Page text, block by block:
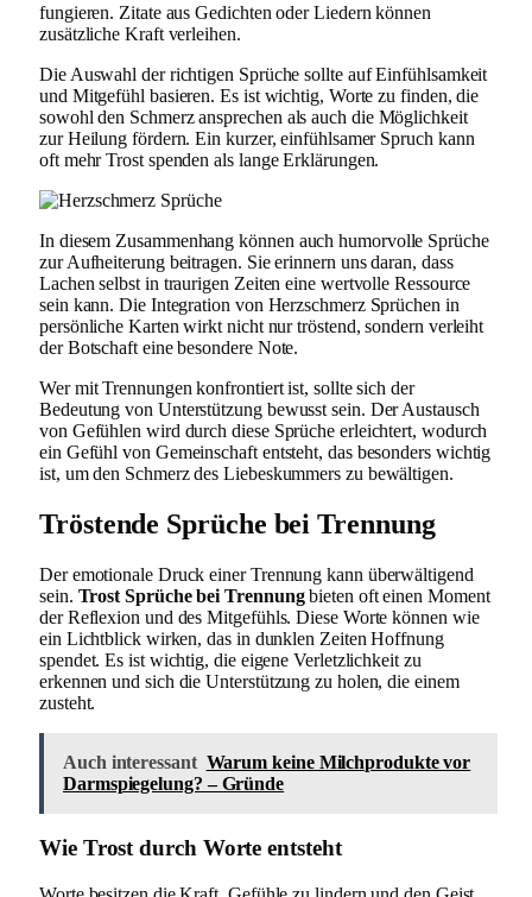
fungieren. Zitate aus Gedichten oder Liedern können
zusätzliche Kraft verleihen.
Die Auswahl der richtigen Sprüche sollte auf Einfühlsamkeit
und Mitgefühl basieren. Es ist wichtig, Worte zu finden, die
sowohl den Schmerz ansprechen als auch die Möglichkeit
zur Heilung fördern. Ein kurzer, einfühlsamer Spruch kann
oft mehr Trost spenden als lange Erklärungen.
In diesem Zusammenhang können auch humorvolle Sprüche
zur Aufheiterung beitragen. Sie erinnern uns daran, dass
Lachen selbst in traurigen Zeiten eine wertvolle Ressource
sein kann. Die Integration von Herzschmerz Sprüchen in
persönliche Karten wirkt nicht nur tröstend, sondern verleiht
der Botschaft eine besondere Note.
Wer mit Trennungen konfrontiert ist, sollte sich der
Bedeutung von Unterstützung bewusst sein. Der Austausch
von Gefühlen wird durch diese Sprüche erleichtert, wodurch
ein Gefühl von Gemeinschaft entsteht, das besonders wichtig
ist, um den Schmerz des Liebeskummers zu bewältigen.
Tröstende Sprüche bei Trennung
Der emotionale Druck einer Trennung kann überwältigend
sein. Trost Sprüche bei Trennungbieten oft einen Moment
der Reflexion und des Mitgefühls. Diese Worte können wie
ein Lichtblick wirken, das in dunklen Zeiten Hoffnung
spendet. Es ist wichtig, die eigene Verletzlichkeit zu
erkennen und sich die Unterstützung zu holen, die einem
zusteht.
Auch interessant Warum keine Milchprodukte vor
Darmspiegelung? – Gründe
Wie Trost durch Worte entsteht